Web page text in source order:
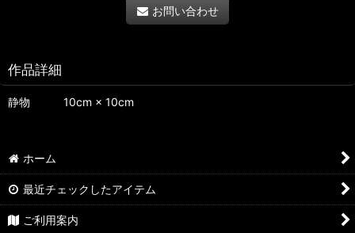
お問い合わせ
作品詳細
静物 10cm × 10cm
ホーム
最近チェックしたアイテム
ご利用案内